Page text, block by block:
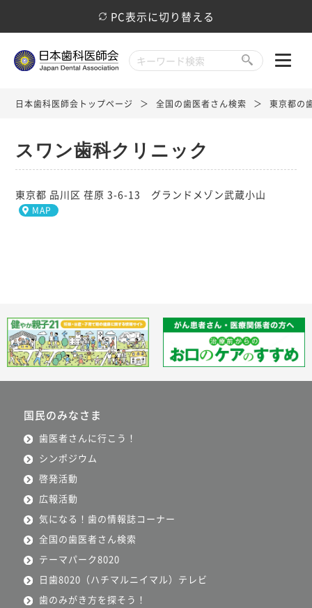
PC表示に切り替える
日本歯科医師会トップページ 全国の歯医者さん検索 東京都の
スワン歯科クリニック
東京都 品川区 荏原 3-6-13 グランドメゾン武蔵小山
MAP
国民のみなさま
歯医者さんに行こう！
シンポジウム
啓発活動
広報活動
気になる！歯の情報誌コーナー
全国の歯医者さん検索
テーマパーク8020
日歯8020（ハチマルニイマル）テレビ
歯のみがき方を探そう！